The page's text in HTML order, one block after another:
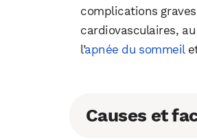
complications
cardiovasculaires,
l’apnée du sommeil
Causes et